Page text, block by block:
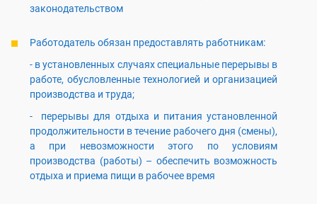
законодательством
Работодатель обязан предоставлять работникам:
- в установленных случаях специальные перерывы в
работе, обусловленные технологией и организацией
производства и труда;
- перерывы для отдыха и питания установленной
продолжительности в течение рабочего дня (смены),
а при невозможности этого по условиям
производства (работы) – обеспечить возможность
отдыха и приема пищи в рабочее время